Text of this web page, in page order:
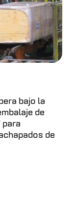
bajo la
de
para
de